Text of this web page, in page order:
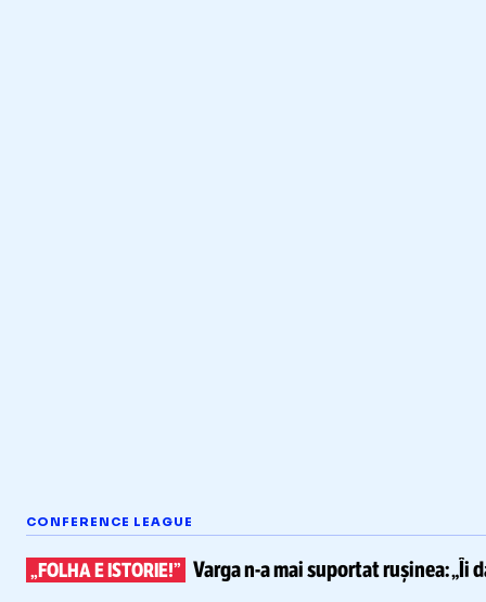
CONFERENCE LEAGUE
„FOLHA E ISTORIE!” Vargan-amai suportat rușinea:„Îi